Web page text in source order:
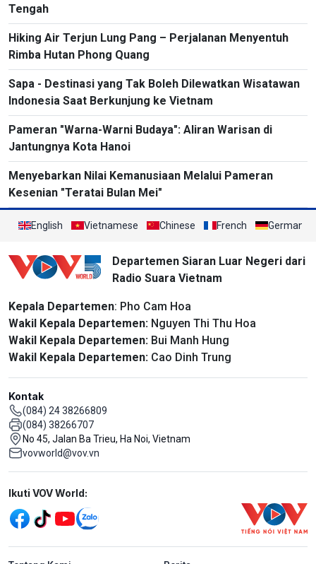
Tengah
Hiking Air Terjun Lung Pang – Perjalanan Menyentuh
Rimba Hutan Phong Quang
Sapa - Destinasi yang Tak Boleh Dilewatkan Wisatawan
Indonesia Saat Berkunjung ke Vietnam
Pameran "Warna-Warni Budaya": Aliran Warisan di
Jantungnya Kota Hanoi
Menyebarkan Nilai Kemanusiaan Melalui Pameran
Kesenian "Teratai Bulan Mei"
English Vietnamese Chinese French German
Departemen Siaran Luar Negeri dari
Radio Suara Vietnam
Kepala Departemen: Pho Cam Hoa
Wakil Kepala Departemen: Nguyen Thi Thu Hoa
Wakil Kepala Departemen: Bui Manh Hung
Wakil Kepala Departemen: Cao Dinh Trung
Kontak
(084) 24 38266809
(084) 38266707
No 45, Jalan Ba Trieu, Ha Noi, Vietnam
vovworld@vov.vn
Mạng xã hội
Ikuti VOV World:
menu footer tiếng Indo